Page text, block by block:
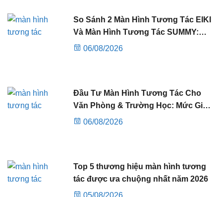
So Sánh 2 Màn Hình Tương Tác EIKI
Và Màn Hình Tương Tác SUMMY:
Nên Chọn Thương Hiệu Nào?
06/08/2026
Đầu Tư Màn Hình Tương Tác Cho
Văn Phòng & Trường Học: Mức Giá
& Những Điều Cần Biết
06/08/2026
Top 5 thương hiệu màn hình tương
tác được ưa chuộng nhất năm 2026
05/08/2026